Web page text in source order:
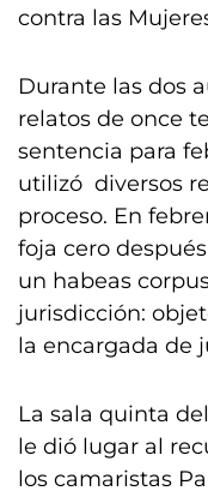
contra las
Durante las dos
relatos de once
sentencia para
utilizó diversos
proceso. En
foja cero
un habeas
jurisdicción:
la encargada de
La sala quinta
le dió lugar al
los camaristas